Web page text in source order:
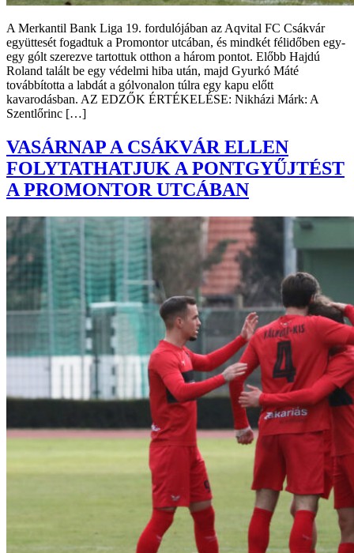
A Merkantil Bank Liga 19. fordulójában az Aqvital FC Csákvár
együttesét fogadtuk a Promontor utcában, és mindkét félidőben egy-
egy gólt szerezve tartottuk otthon a három pontot. Előbb Hajdú
Roland talált be egy védelmi hiba után, majd Gyurkó Máté
továbbította a labdát a gólvonalon túlra egy kapu előtt
kavarodásban. AZ EDZŐK ÉRTÉKELÉSE: Nikházi Márk: A
Szentlőrinc […]
VASÁRNAP A CSÁKVÁR ELLEN
FOLYTATHATJUK A PONTGYŰJTÉST
A PROMONTOR UTCÁBAN